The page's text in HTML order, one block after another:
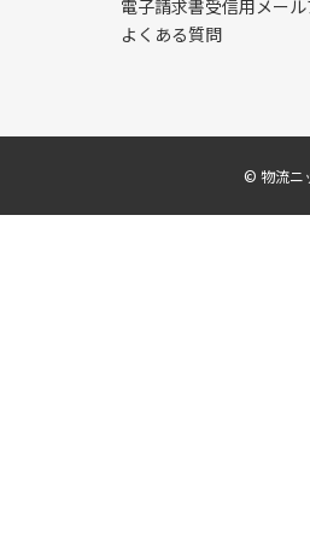
電子請求書受信用メー
よくある質問
© 物流ニ